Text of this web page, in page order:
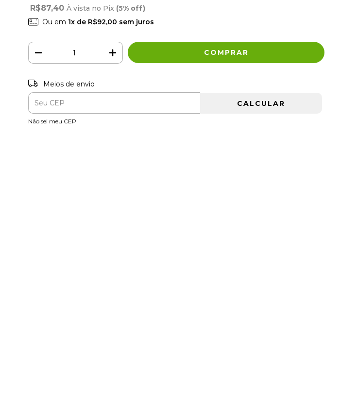
R$87,40 À vista no Pix (5% off)
Ou em 1x de R$92,00 sem juros
Entregas para o CEP:
Meios de envio
CALCULAR
Não sei meu CEP